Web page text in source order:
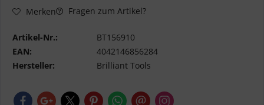
Merken Fragen zum Artikel?
Artikel-Nr.:
BT156910
EAN:
4042146856284
Hersteller:
Brilliant Tools